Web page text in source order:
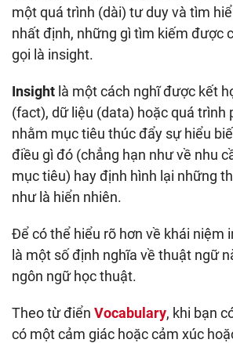
một quá trình (dài) tư duy và tìm
nhất định, những gì tìm kiếm được
gọi là insight.
Insight là một cách nghĩ được kết
(fact), dữ liệu (data) hoặc quá trình
nhằm mục tiêu thúc đẩy sự hiểu
điều gì đó (chẳng hạn như về nhu
mục tiêu) hay định hình lại những
như là hiển nhiên.
Để có thể hiểu rõ hơn về khái niệm
là một số định nghĩa về thuật ngữ
ngôn ngữ học thuật.
Theo từ điển Vocabulary, khi bạn
có một cảm giác hoặc cảm xúc